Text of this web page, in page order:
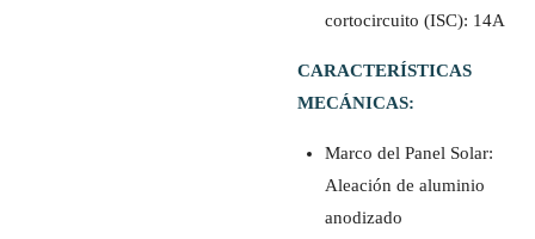
cortocircuito (ISC): 14A
CARACTERÍSTICAS
MECÁNICAS:
Marco del Panel Solar:
Aleación de aluminio
anodizado